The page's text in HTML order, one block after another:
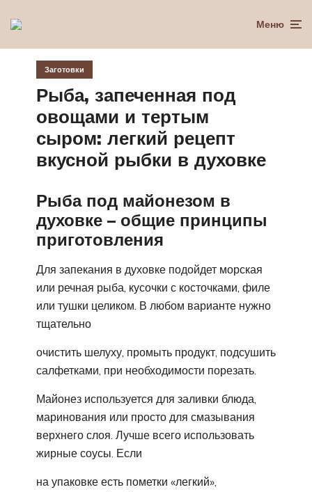
Меню
Заготовки
Рыба, запеченная под
овощами и тертым
сыром: легкий рецепт
вкусной рыбки в духовке
Рыба под майонезом в
духовке – общие принципы
приготовления
Для запекания в духовке подойдет морская
или речная рыба, кусочки с косточками, филе
или тушки целиком. В любом варианте нужно
тщательно
очистить шелуху, промыть продукт, подсушить
салфетками, при необходимости порезать.
Майонез используется для заливки блюда,
маринования или просто для смазывания
верхнего слоя. Лучше всего использовать
жирные соусы. Если
на упаковке есть пометки «легкий»,